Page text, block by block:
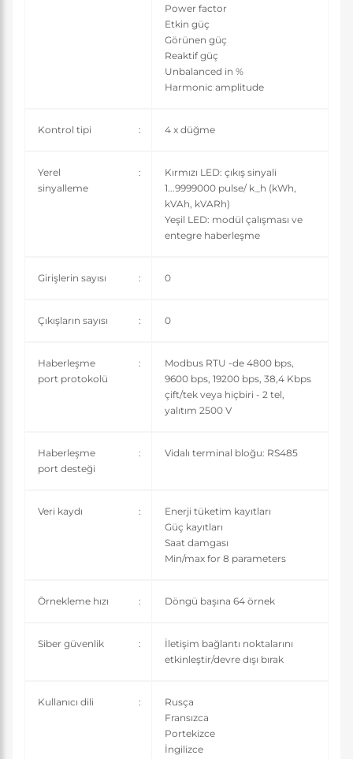
Power factor
Etkin güç
Görünen güç
Reaktif güç
Unbalanced in %
Harmonic amplitude
Kontrol tipi : 4 x düğme
Yerel
sinyalleme
:
Kırmızı LED: çıkış sinyali
1...9999000 pulse/ k_h (kWh,
kVAh, kVARh)
Yeşil LED: modül çalışması ve
entegre haberleşme
Girişlerin sayısı : 0
Çıkışların sayısı : 0
Haberleşme
port protokolü
:
Modbus RTU -de 4800 bps,
9600 bps, 19200 bps, 38,4 Kbps
çift/tek veya hiçbiri - 2 tel,
yalıtım 2500 V
Haberleşme
port desteği
: Vidalı terminal bloğu: RS485
Veri kaydı :
Enerji tüketim kayıtları
Güç kayıtları
Saat damgası
Min/max for 8 parameters
Örnekleme hızı : Döngü başına 64 örnek
Siber güvenlik :
İletişim bağlantı noktalarını
etkinleştir/devre dışı bırak
Kullanıcı dili :
Rusça
Fransızca
Portekizce
İngilizce